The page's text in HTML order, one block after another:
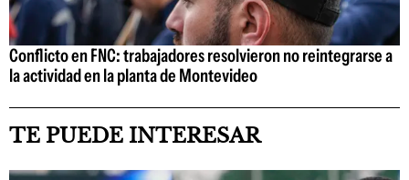
Conflicto en FNC: trabajadores resolvieron no reintegrarse a
la actividad en la planta de Montevideo
TE PUEDE INTERESAR